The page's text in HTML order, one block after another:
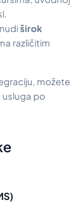
širok
različitim
možete
usluga po